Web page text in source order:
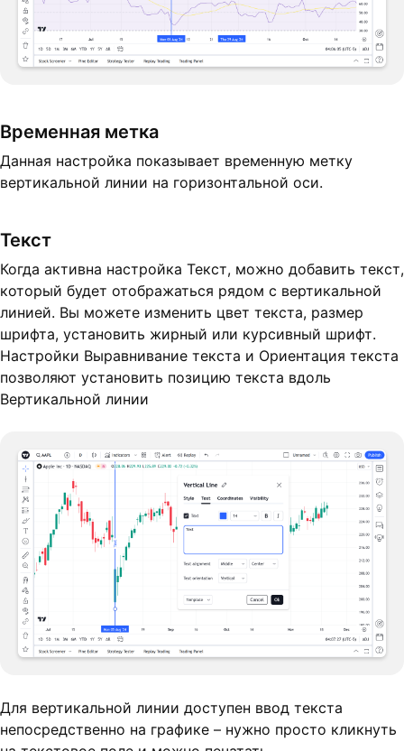
Временная метка
Данная настройка показывает временную метку
вертикальной линии на горизонтальной оси.
Текст
Когда активна настройка Текст, можно добавить текст,
который будет отображаться рядом с вертикальной
линией. Вы можете изменить цвет текста, размер
шрифта, установить жирный или курсивный шрифт.
Настройки Выравнивание текста и Ориентация текста
позволяют установить позицию текста вдоль
Вертикальной линии
Для вертикальной линии доступен ввод текста
непосредственно на графике – нужно просто кликнуть